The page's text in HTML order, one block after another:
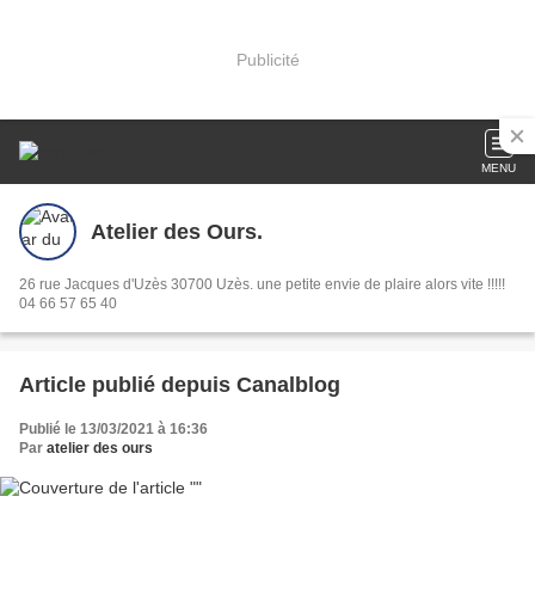
Publicité
MENU
Atelier des Ours.
26 rue Jacques d'Uzès 30700 Uzès. une petite envie de plaire alors vite !!!!!
04 66 57 65 40
Article publié depuis Canalblog
Publié le 13/03/2021 à 16:36
Par atelier des ours